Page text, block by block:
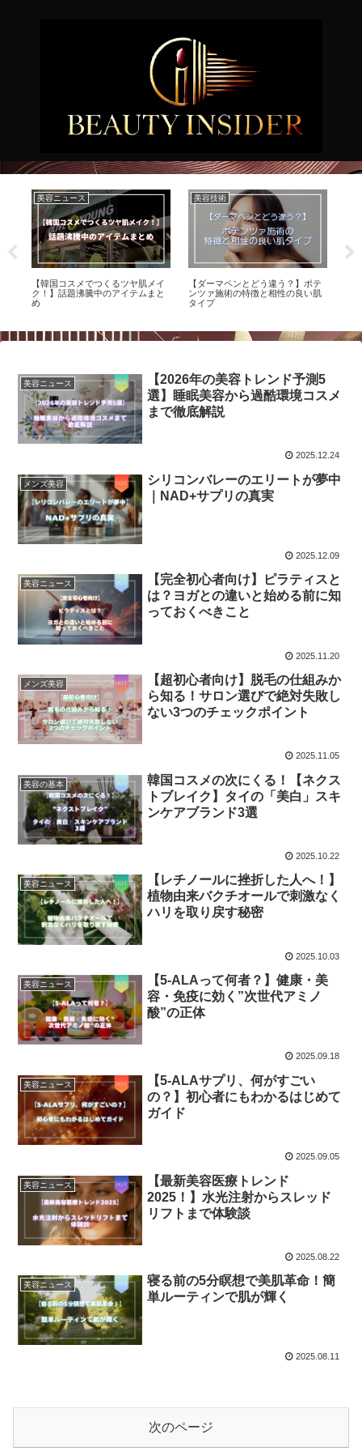
美容ニュース
【韓国コスメでつくるツヤ肌メイ
ク！】話題沸騰中のアイテムまと
め
美容技術
【ダーマペンとどう違う？】ポテ
ンツァ施術の特徴と相性の良い肌
タイプ
美容ニュース
【2026年の美容トレンド予測5
選】睡眠美容から過酷環境コスメ
まで徹底解説
2025.12.24
メンズ美容
シリコンバレーのエリートが夢中
｜NAD+サプリの真実
2025.12.09
美容ニュース
【完全初心者向け】ピラティスと
は？ヨガとの違いと始める前に知
っておくべきこと
2025.11.20
メンズ美容
【超初心者向け】脱毛の仕組みか
ら知る！サロン選びで絶対失敗し
ない3つのチェックポイント
2025.11.05
美容の基本
韓国コスメの次にくる！【ネクス
トブレイク】タイの「美白」スキ
ンケアブランド3選
2025.10.22
美容ニュース
【レチノールに挫折した人へ！】
植物由来バクチオールで刺激なく
ハリを取り戻す秘密
2025.10.03
美容ニュース
【5-ALAって何者？】健康・美
容・免疫に効く”次世代アミノ
酸”の正体
2025.09.18
美容ニュース
【5-ALAサプリ、何がすごい
の？】初心者にもわかるはじめて
ガイド
2025.09.05
美容ニュース
【最新美容医療トレンド
2025！】水光注射からスレッド
リフトまで体験談
2025.08.22
美容ニュース
寝る前の5分瞑想で美肌革命！簡
単ルーティンで肌が輝く
2025.08.11
次のページ